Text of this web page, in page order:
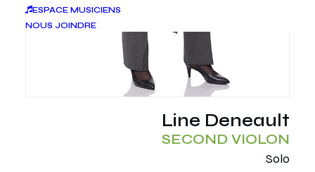
ESPACE MUSICIENS
NOUS JOINDRE
Line Deneault
SECOND VIOLON
Solo